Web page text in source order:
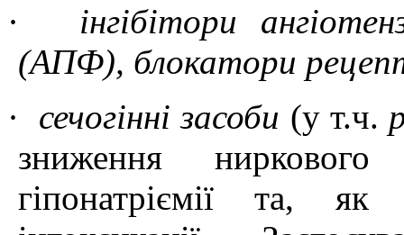
·
інгібітори
(АПФ), блокатори
·
сечогінні засоби (у т.ч.
зниження
гіпонатріємії
та, як